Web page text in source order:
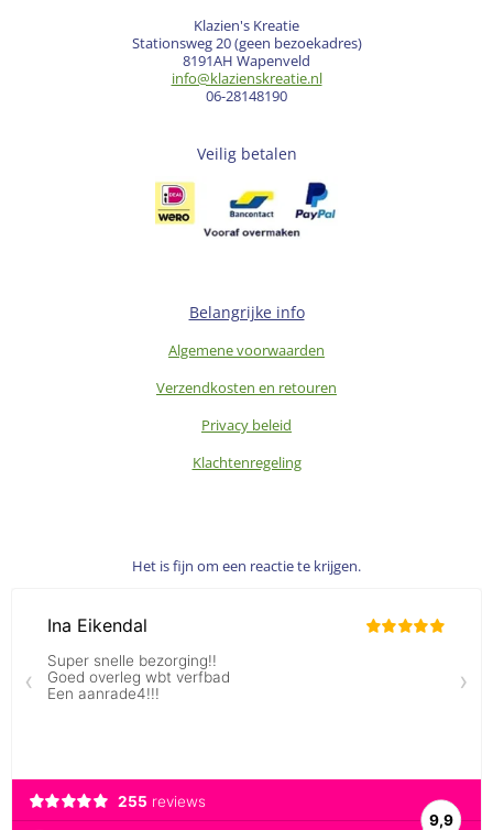
Klazien's Kreatie
Stationsweg 20 (geen bezoekadres)
8191AH Wapenveld
info@klazienskreatie.nl
06-28148190
Veilig betalen
Belangrijke info
Algemene voorwaarden
Verzendkosten en retouren
Privacy beleid
Klachtenregeling
Het is fijn om een reactie te krijgen.